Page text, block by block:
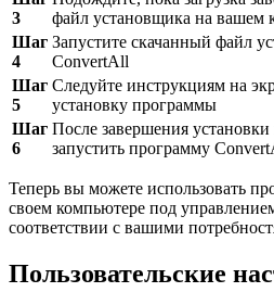
3
файл установщика на вашем
Шаг
4
Запустите скачанный файл
ConvertAll
Шаг
5
Следуйте инструкциям на
установку программы
Шаг
6
После завершения
запустить программу
Теперь вы можете использовать
своем компьютере под
соответствии с вашими
Пользовательские